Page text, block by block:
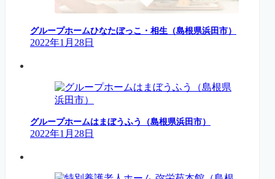
グループホームひなたぼっこ・相生（島根県浜田市）
2022年1月28日
グループホームはまぼうふう（島根県浜田市）
2022年1月28日